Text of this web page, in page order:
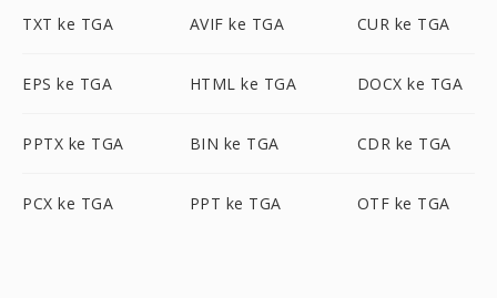
TXT ke TGA AVIF ke TGA CUR ke TGA
EPS ke TGA HTML ke TGA DOCX ke TGA
PPTX ke TGA BIN ke TGA CDR ke TGA
PCX ke TGA PPT ke TGA OTF ke TGA